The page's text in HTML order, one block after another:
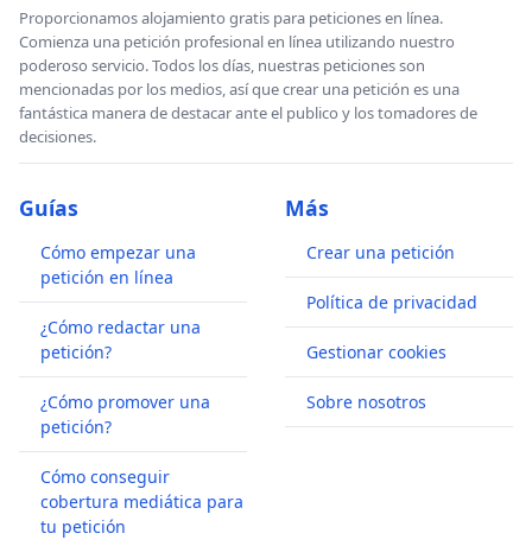
Proporcionamos alojamiento gratis para peticiones en línea.
Comienza una petición profesional en línea utilizando nuestro
poderoso servicio. Todos los días, nuestras peticiones son
mencionadas por los medios, así que crear una petición es una
fantástica manera de destacar ante el publico y los tomadores de
decisiones.
Guías
Cómo empezar una
petición en línea
¿Cómo redactar una
petición?
¿Cómo promover una
petición?
Cómo conseguir
cobertura mediática para
tu petición
Más
Crear una petición
Política de privacidad
Gestionar cookies
Sobre nosotros